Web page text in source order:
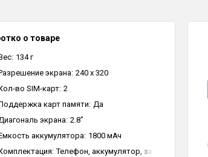
о товаре
134 г
экрана: 240 x 320
во SIM-карт: 2
карт памяти: Да
экрана: 2.8"
аккумулятора: 1800 мАч
Телефон, аккумулятор, зарядное